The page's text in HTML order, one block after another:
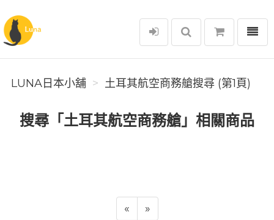
Luna日本小舖
選單
LUNA日本小舖 土耳其航空商務艙搜尋 (第1頁)
搜尋「土耳其航空商務艙」相關商品
« »